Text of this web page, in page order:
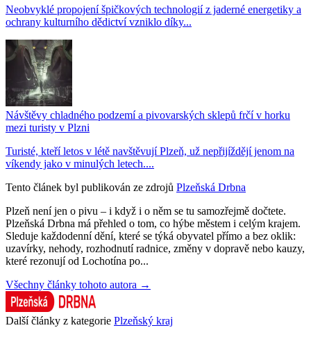
Neobvyklé propojení špičkových technologií z jaderné energetiky a
ochrany kulturního dědictví vzniklo díky...
Návštěvy chladného podzemí a pivovarských sklepů frčí v horku
mezi turisty v Plzni
Turisté, kteří letos v létě navštěvují Plzeň, už nepřijíždějí jenom na
víkendy jako v minulých letech....
Tento článek byl publikován ze zdrojů Plzeňská Drbna
Plzeň není jen o pivu – i když i o něm se tu samozřejmě dočtete.
Plzeňská Drbna má přehled o tom, co hýbe městem i celým krajem.
Sleduje každodenní dění, které se týká obyvatel přímo a bez oklik:
uzavírky, nehody, rozhodnutí radnice, změny v dopravě nebo kauzy,
které rezonují od Lochotína po...
Všechny články tohoto autora →
Další články z kategorie Plzeňský kraj